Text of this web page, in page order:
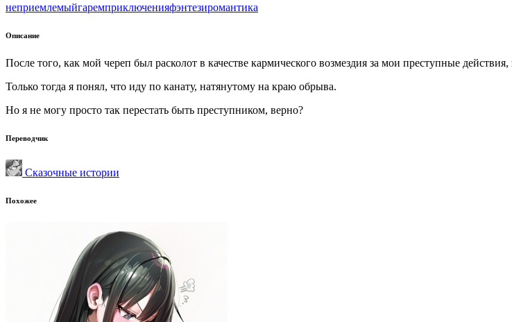
неприемлемыйгаремприключенияфэнтезиромантика
Описание
После того, как мой череп был расколот в качестве кармического возмездия за мои преступные
Только тогда я понял, что иду по канату, натянутому на краю обрыва.
Но я не могу просто так перестать быть преступником, верно?
Переводчик
Сказочные истории
Похожее